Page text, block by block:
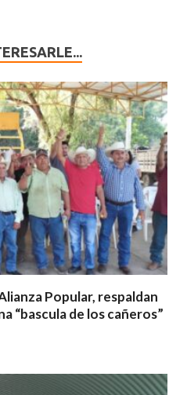
Popular, respaldan
“bascula de los cañeros”